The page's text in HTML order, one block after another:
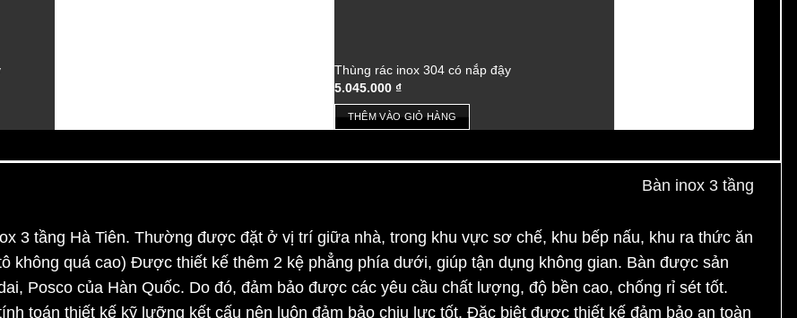
Thùng rác inox 304 có nắp đậy
5.045.000 ₫
THÊM VÀO GIỎ HÀNG
3 tầng Hà Tiên. Thường được đặt ở vị trí giữa nhà, trong khu vực sơ chế, khu bếp nấu, khu ra thức ăn
không quá cao) Được thiết kế thêm 2 kệ phẳng phía dưới, giúp tận dụng không gian. Bàn được sản
Posco của Hàn Quốc. Do đó, đảm bảo được các yêu cầu chất lượng, độ bền cao, chống rỉ sét tốt.
toán thiết kế kỹ lưỡng kết cấu nên luôn đảm bảo chịu lực tốt. Đặc biệt được thiết kế đảm bảo an toàn